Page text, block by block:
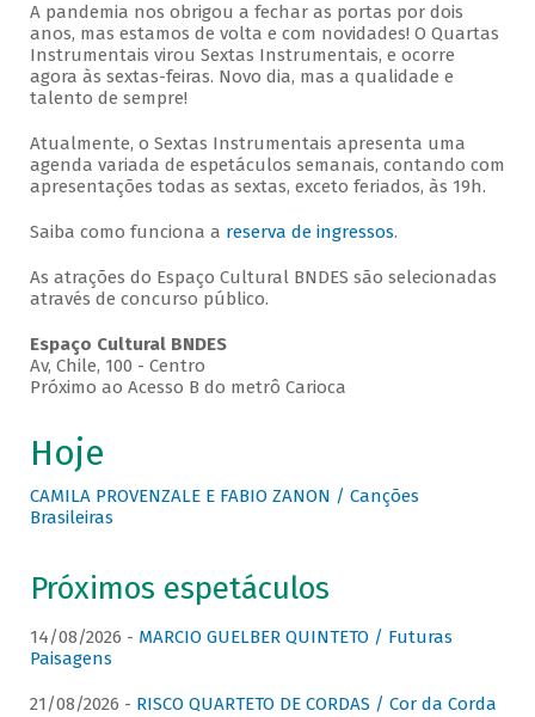
A pandemia nos obrigou a fechar as portas por dois
anos, mas estamos de volta e com novidades! O Quartas
Instrumentais virou Sextas Instrumentais, e ocorre
agora às sextas-feiras. Novo dia, mas a qualidade e
talento de sempre!
Atualmente, o Sextas Instrumentais apresenta uma
agenda variada de espetáculos semanais, contando com
apresentações todas as sextas, exceto feriados, às 19h.
Saiba como funciona a reserva de ingressos.
As atrações do Espaço Cultural BNDES são selecionadas
através de concurso público.
Espaço Cultural BNDES
Av, Chile, 100 - Centro
Próximo ao Acesso B do metrô Carioca
Hoje
CAMILA PROVENZALE E FABIO ZANON / Canções
Brasileiras
Próximos espetáculos
14/08/2026 - MARCIO GUELBER QUINTETO / Futuras
Paisagens
21/08/2026 - RISCO QUARTETO DE CORDAS / Cor da Corda